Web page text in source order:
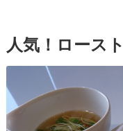
人気！ロース